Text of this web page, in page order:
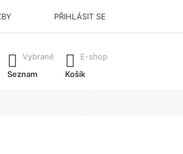
PŘIHLÁSIT SE
vyvoláte všechny výsledky.
Vybrané
Seznam
E-shop
Košík